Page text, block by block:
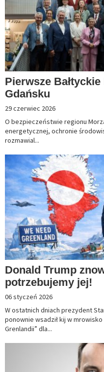
Pierwsze
Gdańsku
29 czerwiec 2026
O bezpieczeństwie regionu
energetycznej, ochronie
rozmawial...
Donald Trump
potrzebujemy jej!
06 styczeń 2026
W ostatnich dniach prezydent
ponownie wsadził kij w
Grenlandii” dla...